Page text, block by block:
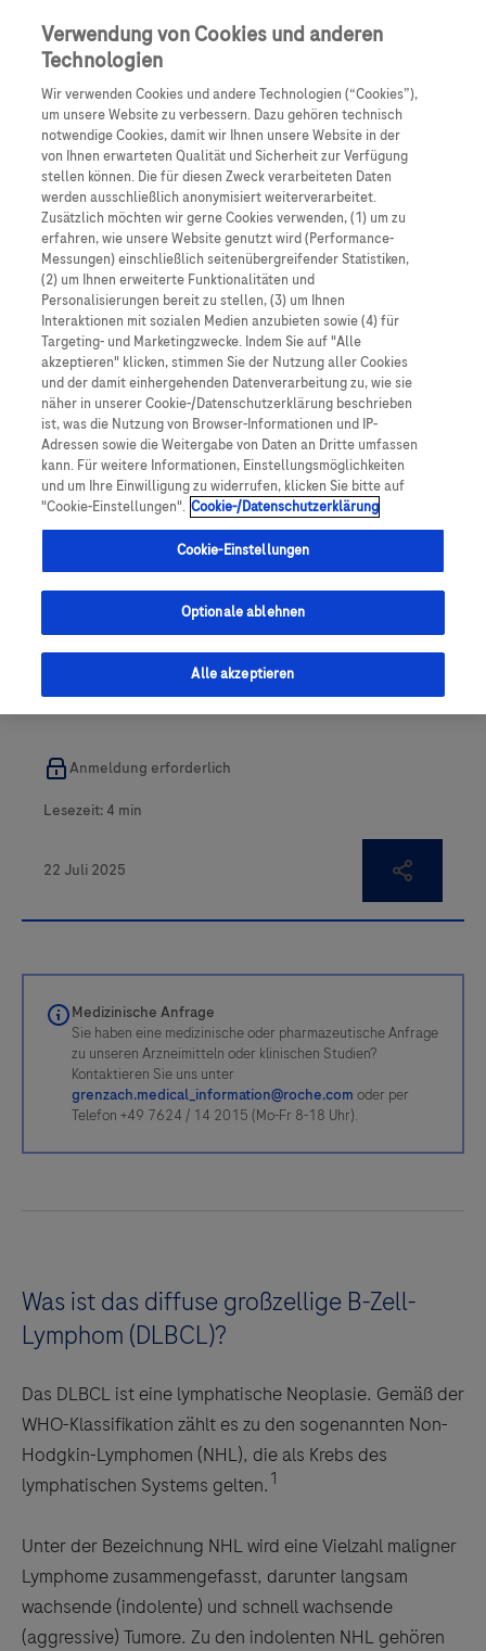
Anmelden
DLBCL
DLBCL
Diffuses großzelliges B-Zell-Lymphom
Über das DLBCL
Medizinische Anfrage
Sie haben eine medizinische oder pharmazeutische Anfrage
zu unseren Arzneimitteln oder klinischen Studien?
Kontaktieren Sie uns unter
grenzach.medical_information@roche.com oder per
Telefon +49 7624 / 14 2015 (Mo-Fr 8-18 Uhr).
Was ist das diffuse großzellige B-Zell-
Lymphom (DLBCL)?
Das DLBCL ist eine lymphatische Neoplasie. Gemäß der
WHO-Klassifikation zählt es zu den sogenannten Non-
Hodgkin-Lymphomen (NHL), die als Krebs des
lymphatischen Systems gelten. 1
Unter der Bezeichnung NHL wird eine Vielzahl maligner
Lymphome zusammengefasst, darunter langsam
wachsende (indolente) und schnell wachsende
(aggressive) Tumore. Zu den indolenten NHL gehören
Verwendung von Cookies und anderen
Technologien
Wir verwenden Cookies und andere Technologien (“Cookies”),
um unsere Website zu verbessern. Dazu gehören technisch
notwendige Cookies, damit wir Ihnen unsere Website in der
von Ihnen erwarteten Qualität und Sicherheit zur Verfügung
stellen können. Die für diesen Zweck verarbeiteten Daten
werden ausschließlich anonymisiert weiterverarbeitet.
Zusätzlich möchten wir gerne Cookies verwenden, (1) um zu
erfahren, wie unsere Website genutzt wird (Performance-
Messungen) einschließlich seitenübergreifender Statistiken,
(2) um Ihnen erweiterte Funktionalitäten und
Personalisierungen bereit zu stellen, (3) um Ihnen
Interaktionen mit sozialen Medien anzubieten sowie (4) für
Targeting- und Marketingzwecke. Indem Sie auf "Alle
akzeptieren" klicken, stimmen Sie der Nutzung aller Cookies
und der damit einhergehenden Datenverarbeitung zu, wie sie
näher in unserer Cookie-/Datenschutzerklärung beschrieben
ist, was die Nutzung von Browser-Informationen und IP-
Adressen sowie die Weitergabe von Daten an Dritte umfassen
kann. Für weitere Informationen, Einstellungsmöglichkeiten
und um Ihre Einwilligung zu widerrufen, klicken Sie bitte auf
"Cookie-Einstellungen". Cookie-/Datenschutzerklärung
Cookie-Einstellungen
Optionale ablehnen
Alle akzeptieren